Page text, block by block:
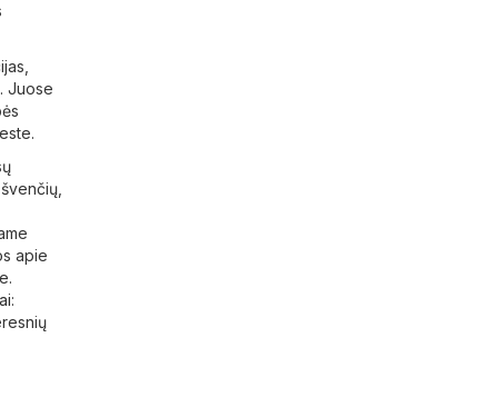
Juose
apie
: